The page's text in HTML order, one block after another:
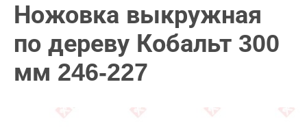
Ножовка выкружная
по дереву Кобальт 300
мм 246-227